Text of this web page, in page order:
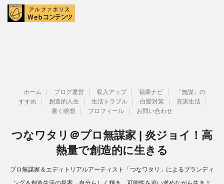
ホーム ブログ運営 収入アップ 福業ナビ
「無謀」の
すすめ
創造的人生 生活トラブル 白髪対策
充実生活
書く瞑想
プロフィール お問い合わせ
つなワタリ＠プロ無謀家 | 炎ジョイ！高
熱量で創造的に生きる
プロ無謀家＆エディトリアルアーティスト「つなワタリ」によるブランディ